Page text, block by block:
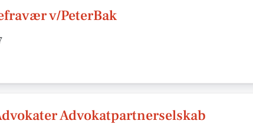
v/PeterBak
Advokatpartnerselskab